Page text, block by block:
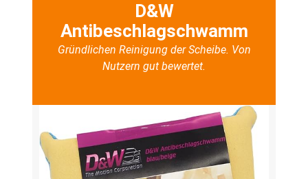
D&W
Antibeschlagschwamm
Gründlichen Reinigung der Scheibe. Von
Nutzern gut bewertet.